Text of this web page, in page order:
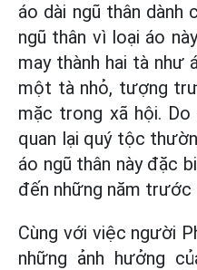
áo dài ngũ thân dành
ngũ thân vì loại áo
may thành hai tà như
một tà nhỏ, tượng
mặc trong xã hội.
quan lại quý tộc
áo ngũ thân này đặc
đến những năm trước
Cùng với việc người
những ảnh hưởng